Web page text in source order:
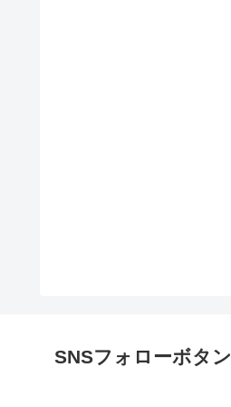
SNSフォローボタン